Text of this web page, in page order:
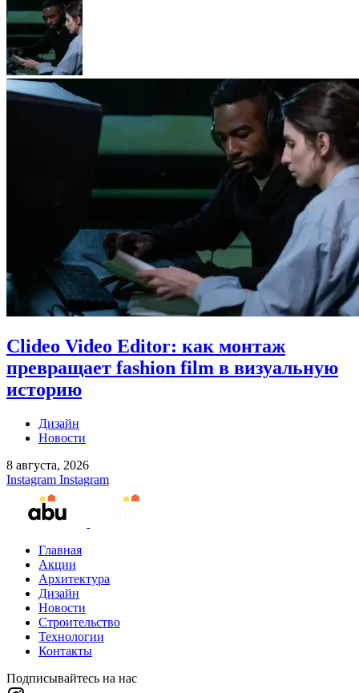
Clideo Video Editor: как монтаж
превращает fashion film в визуальную
историю
Дизайн
Новости
8 августа, 2026
Instagram Instagram
Главная
Акции
Архитектура
Дизайн
Новости
Строительство
Технологии
Контакты
Подписывайтесь на нас